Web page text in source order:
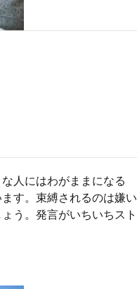
人にはわがままになる
す。束縛されるのは嫌い
う。発言がいちいちスト